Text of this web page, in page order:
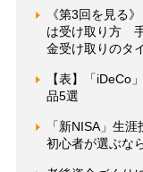
《第3回を見る
は受け取り方
金受け取りのタ
【表】「iDeCo
品5選
「新NISA」生
初心者が選ぶな